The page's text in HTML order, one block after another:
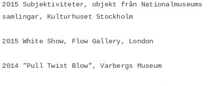
2015 Subjektiviteter, objekt från Nationalmuseums
samlingar, Kulturhuset Stockholm
2015 White Show, Flow Gallery, London
2014 ”Pull Twist Blow”, Varbergs Museum